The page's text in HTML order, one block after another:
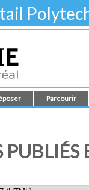
Parcourir
PUBLIÉS